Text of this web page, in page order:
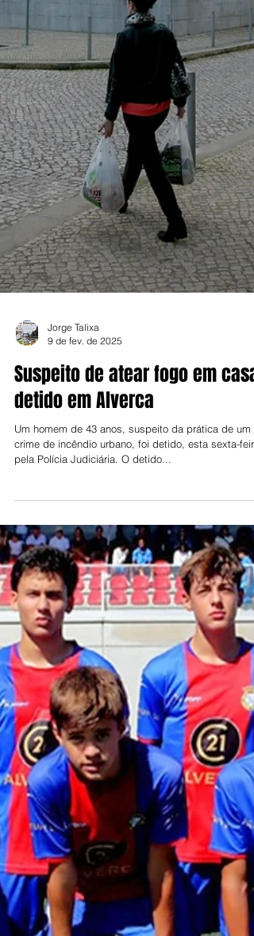
Jorge Talixa
9 de fev. de 2025
Suspeito de atear fogo em casa
detido em Alverca
Um homem de 43 anos, suspeito da prática de um
crime de incêndio urbano, foi detido, esta sexta-
pela Polícia Judiciária. O detido...